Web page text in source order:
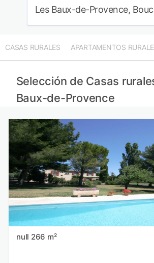
CASAS RURALES APARTAMENTOS
Selección de Casas
Baux-de-Provence
null 266 m²